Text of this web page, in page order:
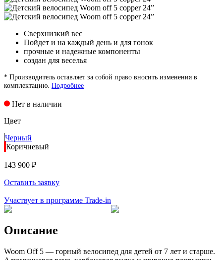
Сверхнизкий вес
Пойдет и на каждый день и для гонок
прочные и надежные компоненты
создан для веселья
* Производитель оставляет за собой право вносить изменения в
комплектацию. Подробнее
Нет в наличии
Цвет
Черный
Коричневый
143 900 ₽
Оставить заявку
Участвует в программе Trade-in
Описание
Woom Off 5 — горный велосипед для детей от 7 лет и старше.